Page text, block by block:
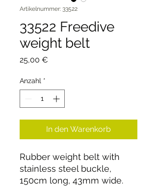
Artikelnummer: 33522
33522 Freedive
weight belt
25,00 €
Anzahl *
In den Warenkorb
Rubber weight belt with
stainless steel buckle,
150cm long, 43mm wide.